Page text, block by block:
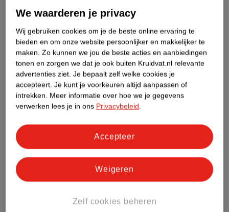
Nature Impact Score
Dit product heeft (nog) geen Nature
Impact Score.
Meer informatie
Alle Buggy's
Hoe controleren wij de reviews?
We waarderen je privacy
Wij gebruiken cookies om je de beste online ervaring te
bieden en om onze website persoonlijker en makkelijker te
maken. Zo kunnen we jou de beste acties en aanbiedingen
tonen en zorgen we dat je ook buiten Kruidvat.nl relevante
advertenties ziet. Je bepaalt zelf welke cookies je
accepteert. Je kunt je voorkeuren altijd aanpassen of
intrekken. Meer informatie over hoe we je gegevens
verwerken lees je in ons Privacybeleid.
Zelf cookies beheren
Weigeren
Accepteer